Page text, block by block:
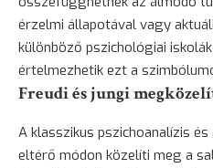
érzelmi állapotával vagy
különböző pszichológiai
értelmezhetik ezt a
Freudi és jungi
A klasszikus pszichoanalízis
eltérő módon közelíti meg a